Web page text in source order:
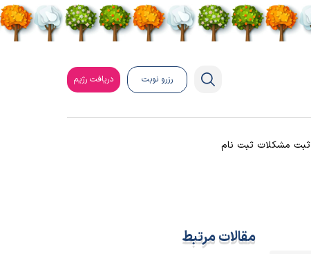
رزرو نوبت دریافت رژیم
ثبت مشکلات ثبت نام
مقالات مرتبط